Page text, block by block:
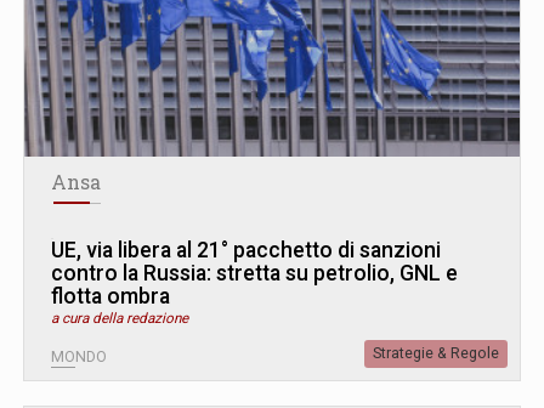
Ansa
UE, via libera al 21° pacchetto di sanzioni
contro la Russia: stretta su petrolio, GNL e
flotta ombra
a cura della redazione
MONDO Strategie & Regole